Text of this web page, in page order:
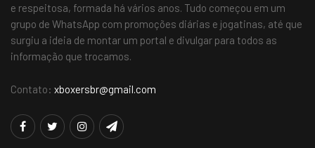
e respeitosa, formada há vários anos. Tudo começou em um
grupo de WhatsApp com promoções diárias e jogatinas, até que
surgiu a ideia de montar um portal e divulgar para todos as
informação que trocamos.
Contato: xboxersbr@gmail.com